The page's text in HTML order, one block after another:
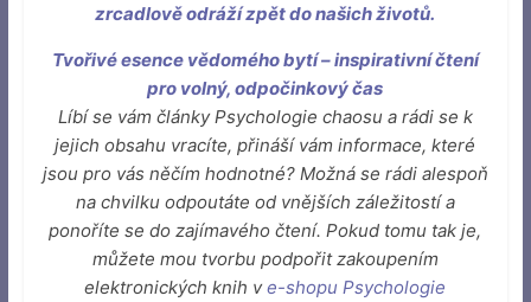
zrcadlově odráží zpět do našich životů.
Tvořivé esence vědomého bytí – inspirativní čtení
pro volný, odpočinkový čas
Líbí se vám články Psychologie chaosu a rádi se k
jejich obsahu vracíte, přináší vám informace, které
jsou pro vás něčím hodnotné? Možná se rádi alespoň
na chvilku odpoutáte od vnějších záležitostí a
ponoříte se do zajímavého čtení. Pokud tomu tak je,
můžete mou tvorbu podpořit zakoupením
elektronických knih ve-shopu Psychologie